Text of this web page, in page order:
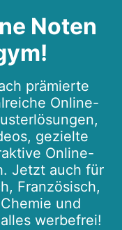
Noten
prämierte
Online-
gezielte
Online-
Jetzt auch für
Französisch,
und
werbefrei!